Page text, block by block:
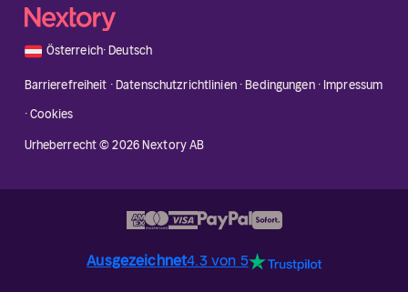
🇦🇹 Österreich·Deutsch
Barrierefreiheit ·Datenschutzrichtlinien·Bedingungen· Impressum
·Cookies
Urheberrecht © 2026 Nextory AB
Ausgezeichnet4.3 von 5